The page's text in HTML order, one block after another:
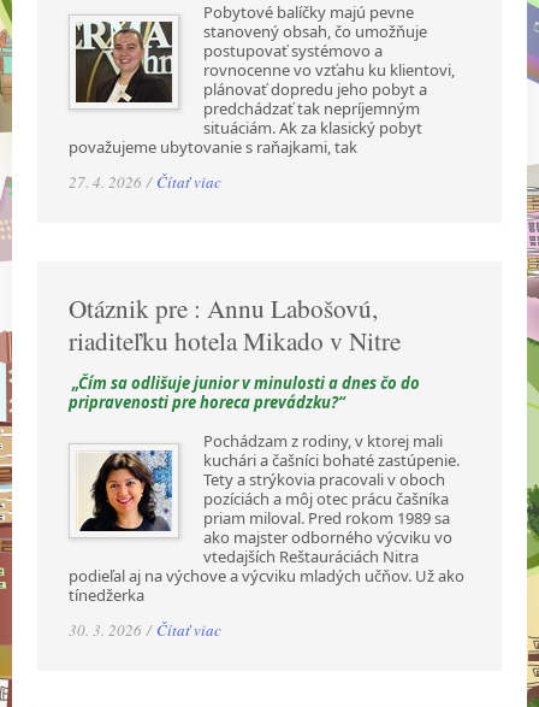
Pobytové balíčky majú pevne
stanovený obsah, čo umožňuje
postupovať systémovo a
rovnocenne vo vzťahu ku klientovi,
plánovať dopredu jeho pobyt a
predchádzať tak nepríjemným
situáciám. Ak za klasický pobyt
považujeme ubytovanie s raňajkami, tak
27. 4. 2026 / Čítať viac
Otáznik pre : Annu Labošovú,
riaditeľku hotela Mikado v Nitre
„Čím sa odlišuje junior v minulosti a dnes čo do
pripravenosti pre horeca prevádzku?“
Pochádzam z rodiny, v ktorej mali
kuchári a čašníci bohaté zastúpenie.
Tety a strýkovia pracovali v oboch
pozíciách a môj otec prácu čašníka
priam miloval. Pred rokom 1989 sa
ako majster odborného výcviku vo
vtedajších Reštauráciách Nitra
podieľal aj na výchove a výcviku mladých učňov. Už ako
tínedžerka
30. 3. 2026 / Čítať viac